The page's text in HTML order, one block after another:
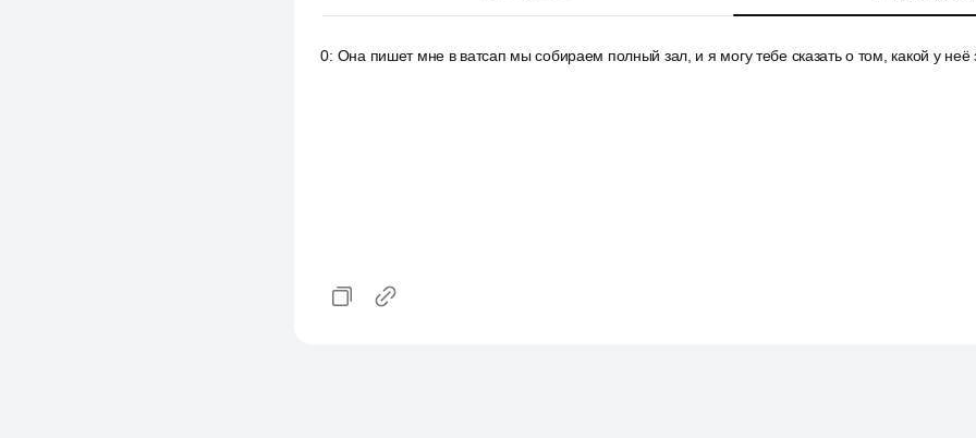
0: Она пишет мне в ватсап мы собираем полный зал, и я могу тебе сказать о том, какой у неё